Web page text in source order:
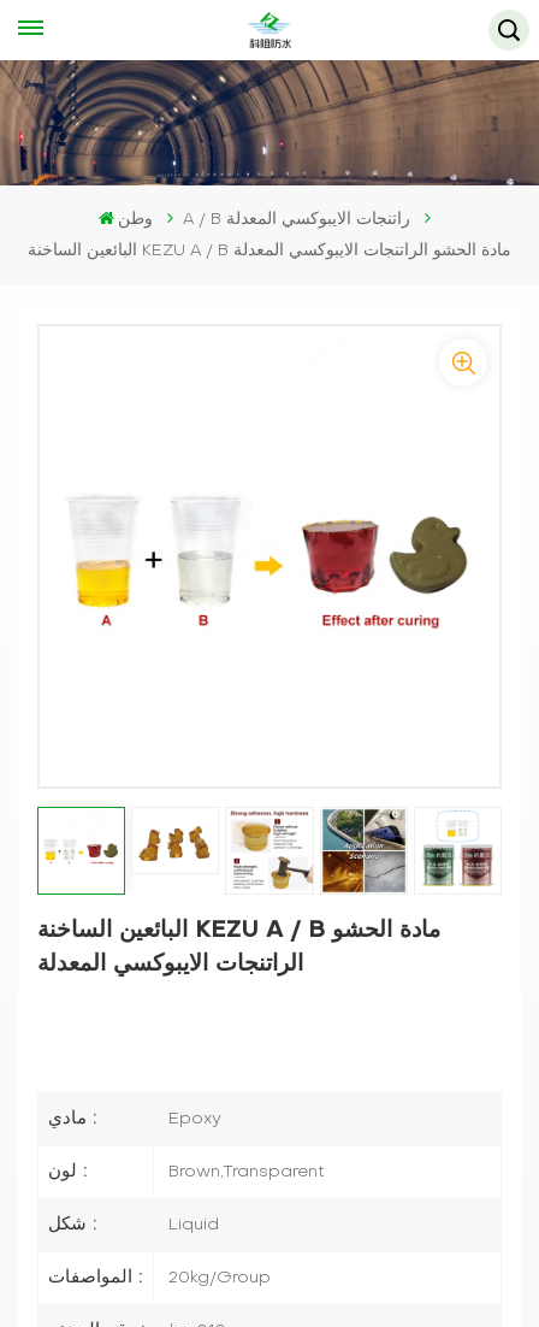
وطن
A / B راتنجات الايبوكسي المعدلة
البائعين الساخنة KEZU A / B مادة الحشو الراتنجات الايبوكسي المعدلة
البائعين الساخنة KEZU A / B مادة الحشو
الراتنجات الايبوكسي المعدلة
مادي : Epoxy
لون : Brown,Transparent
شكل : Liquid
المواصفات : 20kg/Group